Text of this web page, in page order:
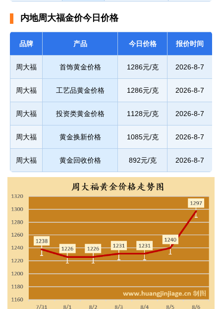
内地周大福金价今日价格
品牌 产品 今日价格 报价时间
周大福 首饰黄金价格 1286元/克 2026-8-7
周大福 工艺品黄金价格 1286元/克 2026-8-7
周大福 投资类黄金价格 1128元/克 2026-8-7
周大福 黄金换新价格 1085元/克 2026-8-7
周大福 黄金回收价格 892元/克 2026-8-7